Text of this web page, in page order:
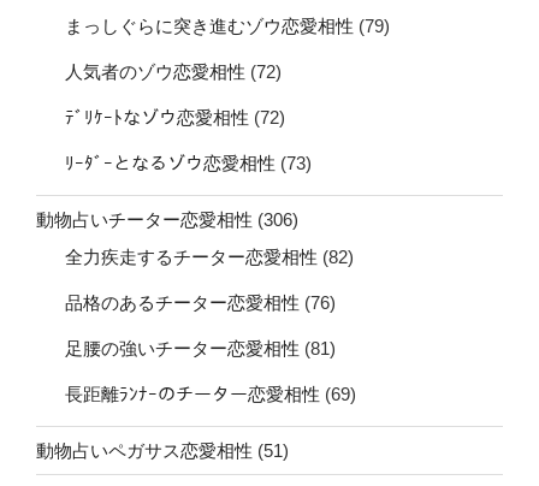
まっしぐらに突き進むゾウ恋愛相性 (79)
人気者のゾウ恋愛相性 (72)
ﾃﾞﾘｹｰﾄなゾウ恋愛相性 (72)
ﾘｰﾀﾞｰとなるゾウ恋愛相性 (73)
動物占いチーター恋愛相性 (306)
全力疾走するチーター恋愛相性 (82)
品格のあるチーター恋愛相性 (76)
足腰の強いチーター恋愛相性 (81)
長距離ﾗﾝﾅｰのチーター恋愛相性 (69)
動物占いペガサス恋愛相性 (51)